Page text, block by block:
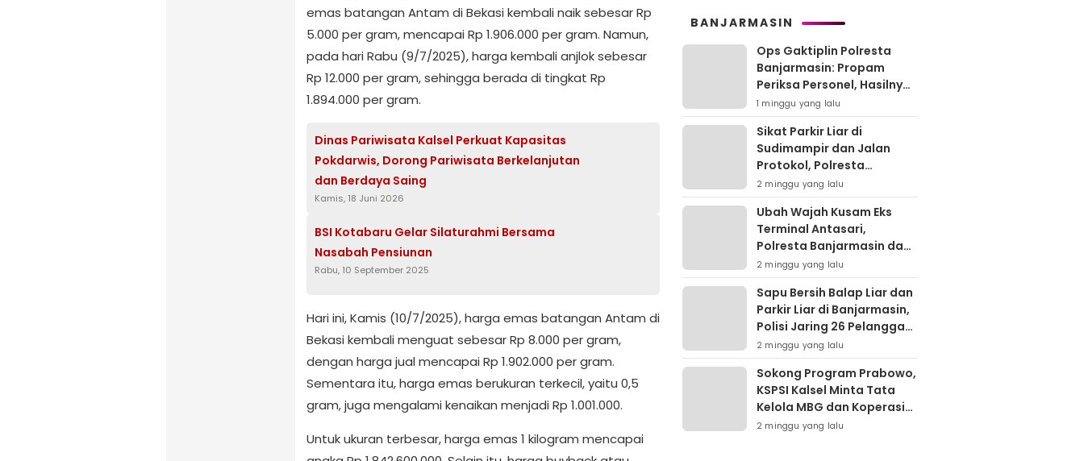
emas batangan Antam di Bekasi kembali naik sebesar Rp
5.000 per gram, mencapai Rp 1.906.000 per gram. Namun,
pada hari Rabu (9/7/2025), harga kembali anjlok sebesar
Rp 12.000 per gram, sehingga berada di tingkat Rp
1.894.000 per gram.
Dinas Pariwisata Kalsel Perkuat Kapasitas
Pokdarwis, Dorong Pariwisata Berkelanjutan
dan Berdaya Saing
Kamis, 18 Juni 2026
BSI Kotabaru Gelar Silaturahmi Bersama
Nasabah Pensiunan
Rabu, 10 September 2025
Hari ini, Kamis (10/7/2025), harga emas batangan Antam di
Bekasi kembali menguat sebesar Rp 8.000 per gram,
dengan harga jual mencapai Rp 1.902.000 per gram.
Sementara itu, harga emas berukuran terkecil, yaitu 0,5
gram, juga mengalami kenaikan menjadi Rp 1.001.000.
Untuk ukuran terbesar, harga emas 1 kilogram mencapai
Radikal!
BANJARMASIN
Ops Gaktiplin Polresta
Banjarmasin: Propam
Periksa Personel, Hasilnya
Nihil Pelanggaran
1 minggu yang lalu
Sikat Parkir Liar di
Sudimampir dan Jalan
Protokol, Polresta
Banjarmasin Mobilisasi
Tim Gabungan
2 minggu yang lalu
Ubah Wajah Kusam Eks
Terminal Antasari,
Polresta Banjarmasin dan
Warga Sapu Bersih
Tumpukan Sampah
2 minggu yang lalu
Sapu Bersih Balap Liar dan
Parkir Liar di Banjarmasin,
Polisi Jaring 26 Pelanggar
dalam Semalam
2 minggu yang lalu
Sokong Program Prabowo,
KSPSI Kalsel Minta Tata
Kelola MBG dan Koperasi
Desa Dievaluasi
2 minggu yang lalu